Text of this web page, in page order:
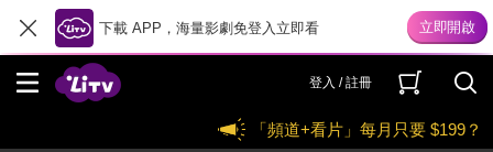
下載 APP，海量影劇免登入立即看
登入 / 註冊
「頻道+看片」每月只要 $199？
614 Remember 兒子的戰爭
無節目資訊